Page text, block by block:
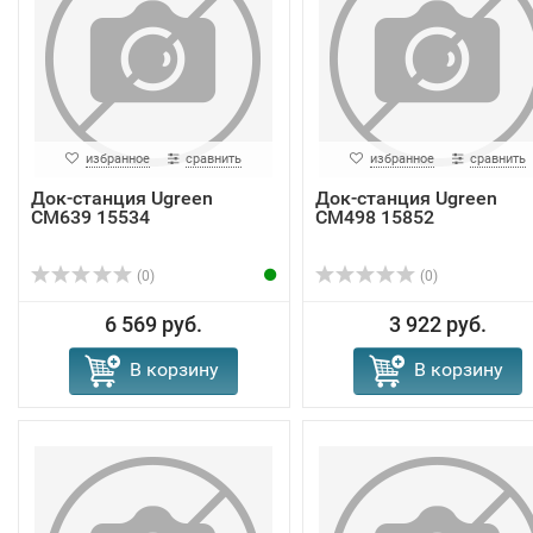
избранное сравнить
Док-станция Ugreen
CM639 15534
(0)
6 569 руб.
В корзину
избранное сравнить
Док-станция Ugreen
CM498 15852
(0)
3 922 руб.
В корзину